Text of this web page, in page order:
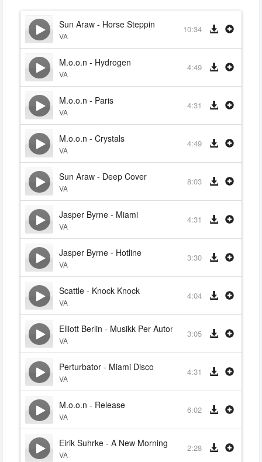
Sun Araw - Horse Steppin
VA
10:34
M.o.o.n - Hydrogen
VA
4:49
M.o.o.n - Paris
VA
4:31
M.o.o.n - Crystals
VA
4:49
Sun Araw - Deep Cover
VA
8:03
Jasper Byrne - Miami
VA
4:31
Jasper Byrne - Hotline
VA
3:30
Scattle - Knock Knock
VA
4:04
Elliott Berlin - Musikk Per Automatikk
VA
3:05
Perturbator - Miami Disco
VA
4:31
M.o.o.n - Release
VA
6:02
Eirik Suhrke - A New Morning
VA
2:28